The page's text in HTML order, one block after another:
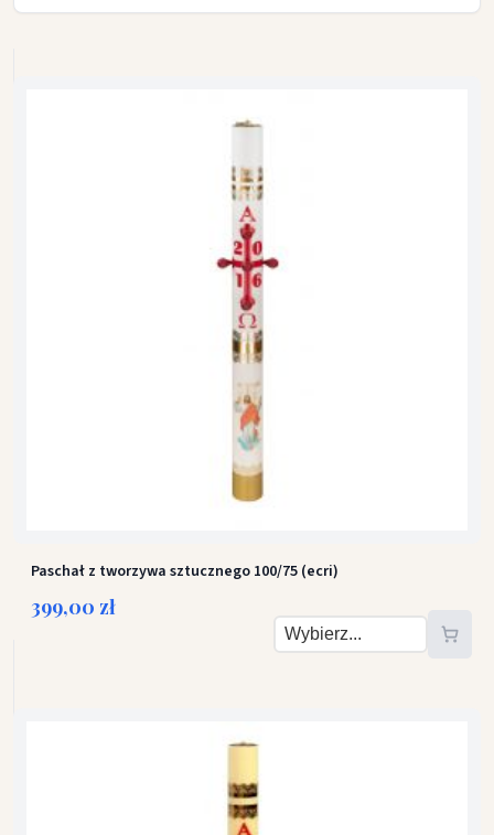
Paschał z tworzywa sztucznego 100/75 (ecri)
399,00 zł